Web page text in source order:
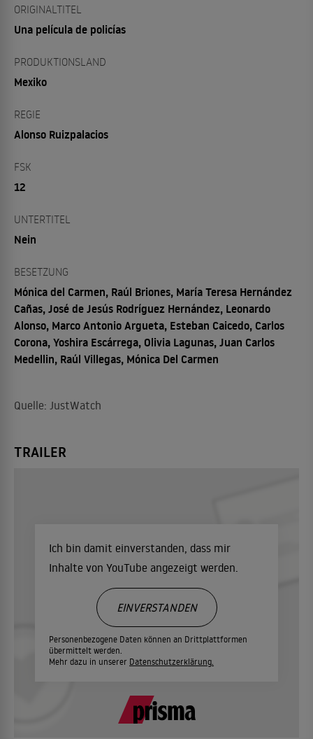
ORIGINALTITEL
Una película de policías
PRODUKTIONSLAND
Mexiko
REGIE
Alonso Ruizpalacios
FSK
12
UNTERTITEL
Nein
BESETZUNG
Mónica del Carmen, Raúl Briones, María Teresa Hernández
Cañas, José de Jesús Rodríguez Hernández, Leonardo
Alonso, Marco Antonio Argueta, Esteban Caicedo, Carlos
Corona, Yoshira Escárrega, Olivia Lagunas, Juan Carlos
Medellin, Raúl Villegas, Mónica Del Carmen
Quelle: JustWatch
TRAILER
Ich bin damit einverstanden, dass mir
Inhalte von YouTube angezeigt werden.
Personenbezogene Daten können an Drittplattformen
übermittelt werden.
Mehr dazu in unserer Datenschutzerklärung.
EINVERSTANDEN